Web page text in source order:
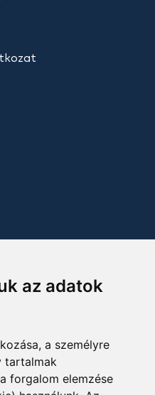
az adatok
a személyre
tartalmak
forgalom elemzése